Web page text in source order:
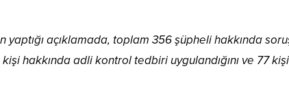
yaptığı açıklamada, toplam 356 şüpheli hakkında
kişi hakkında adli kontrol tedbiri uygulandığını ve 77